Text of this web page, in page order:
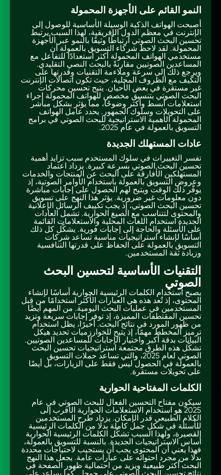
النمو القائم على الأجهزة المحمولة
أصبحت الهواتف الذكية الوسيلة الأساسية للوصول إلى
الإنترنت في معظم الدول الإفريقية، لهذا السبب يرتبط
تحسين البحث الصوتي ارتباطًا وثيقًا بالنمو عبر الأجهزة
المحمولة. لقد لاحظ شركاء التسويق بالعمولة أن
مستخدمي الهواتف المحمولة أكثر استعدادًا للتفاعل مع
المساعدين الصوتيين مقارنةً بالبحث النصي التقليدي.
ويرجع ذلك إلى سرعة وملاءمة التقنيات وقدرتها على
التكيف مع الظروف المحلية، حيث تكون اتصالات الإنترنت
غير مستقرة في بعض الأحيان. يتيح تحسين محركات
البحث الصوتي بتنسيق مخصص للهواتف المحمولة إجراء
استعلامات أبسط وأكثر وضوحًا، مما يؤثر بشكل مباشر
على التحويلات وسلوك الجمهور. يحدد عامل الهواتف
المحمولة الأهمية الاستراتيجية للبحث الصوتي في برامج
التسويق بالعمولة في عام 2025.
عادات المستهلك الجديدة
تفسر التغييرات في سلوك المستخدم سبب تزايد أهمية
تحسين البحث الصوتي بسرعة كبيرة. يزداد اعتماد
المستهلكين الأفارقة على البحث عن المنتجات والخدمات
وعروض التسويق بالعمولة باستخدام الأوامر الصوتية، إذ
يوفّر ذلك الوقت ويتيح لهم الحصول على إجابات مباشرة
دون معلومات غير ضرورية. يؤثر هذا النهج على تسويق
تحسين البحث الصوتي، إذ يجب تكييف الرسائل الإعلانية
والمحتوى لتتناسب مع الصيغ الحوارية. تشمل العادات
الجديدة استخدام اللغات المحلية والاستعلامات القائمة
على الأسئلة والحاجة إلى إجابات فورية. يشكّل كل ذلك
أساسًا لإنشاء استراتيجيات مناسبة تساعد شركات
التسويق بالعمولة على الحفاظ على قدرتها التنافسية
وزيادة ثقة المستخدمين.
التقنيات الأساسية لتحسين البحث
الصوتي
يصبح استخدام الكلمات الرئيسية الحوارية أساسًا لإنشاء
المحتوى، إذ تُعد هذه هي العبارات الأكثر استخدامًا من قِبل
المستخدمين في عمليات البحث اليومية. من المهم أيضًا
تحسين المقتطفات المميزة، إذ توفر إجابات سريعة وتزيد
من ظهور المورد في نتائج البحث. أخيرًا، يظل استخدام
ترميز المخطط مهمًا، إذ يتيح للخوارزميات تحديد هيكل
البيانات بدقة أكبر واختيار الإجابات للمساعدين الصوتيين.
تشكّل هذه الطرق مجتمعة استراتيجيات تحسين البحث
الصوتي لعام 2025، والتي تساعد حملات التسويق
بالعمولة في الحصول ليس فقط على الزيارات، بل أيضًا
على تحويلات مستقرة.
الكلمات المفتاحية الحوارية
سيكون مفتاح التحسين الفعال للبحث الصوتي في عام
2025 هو استخدام الاستعلامات الحوارية الأقرب إلى
الكلام الطبيعي قدر الإمكان. يزداد طرح المستخدمين
للأسئلة في شكل جمل كاملة بدلًا من الكلمات الرئيسية
القصيرة، ولهذا السبب تشكًل الكلمات الرئيسية الحوارية
أساس الاستراتيجيات الجديدة. بالنسبة للتسويق بالعمولة،
فهذا يعني أن المحتوى يجب أن يستجيب لاحتياجات محددة
بدلًا من مجرد احتوائه على عبارات عامة. يجعل هذا النهج
البحث أكثر طبيعية ويزيد من احتمالية ظهور الصفحة في